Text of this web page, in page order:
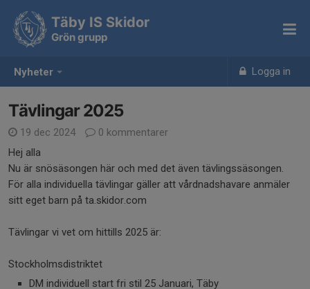
Nyheter Logga in
Täby IS Skidor
Grön grupp
Tävlingar 2025
19 dec 2024
0 kommentarer
Hej alla
Nu är snösäsongen här och med det även tävlingssäsongen.
För alla individuella tävlingar gäller att vårdnadshavare anmäler
sitt eget barn på ta.skidor.com
Tävlingar vi vet om hittills 2025 är:
Stockholmsdistriktet
DM individuell start fri stil 25 Januari, Täby